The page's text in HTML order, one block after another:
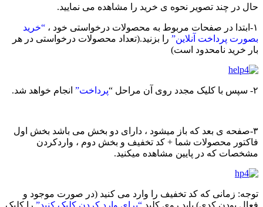
در چند تصویر نحوه ی خرید را مشاهده می نمایید.
“خرید
پرداخت آنلاین”را بزنید.(تعداد محصولات درخواستی در هر
خرید نامحدود است)
پرداخت”انجام خواهد شد.
صفحه ی بعد که باز میشود ، دارای دو بخش می باشد بخش اول
محصولات شما + کد تخفیف و بخش دوم ، واردکردن
که در پایین مشاهده میکنید.
زمانی که کد تخفیف را وارد می کنید (در صورت موجود و
بودن کدی) باید روی کلید“برای وارد کردن کلیک کنید”را کلیک